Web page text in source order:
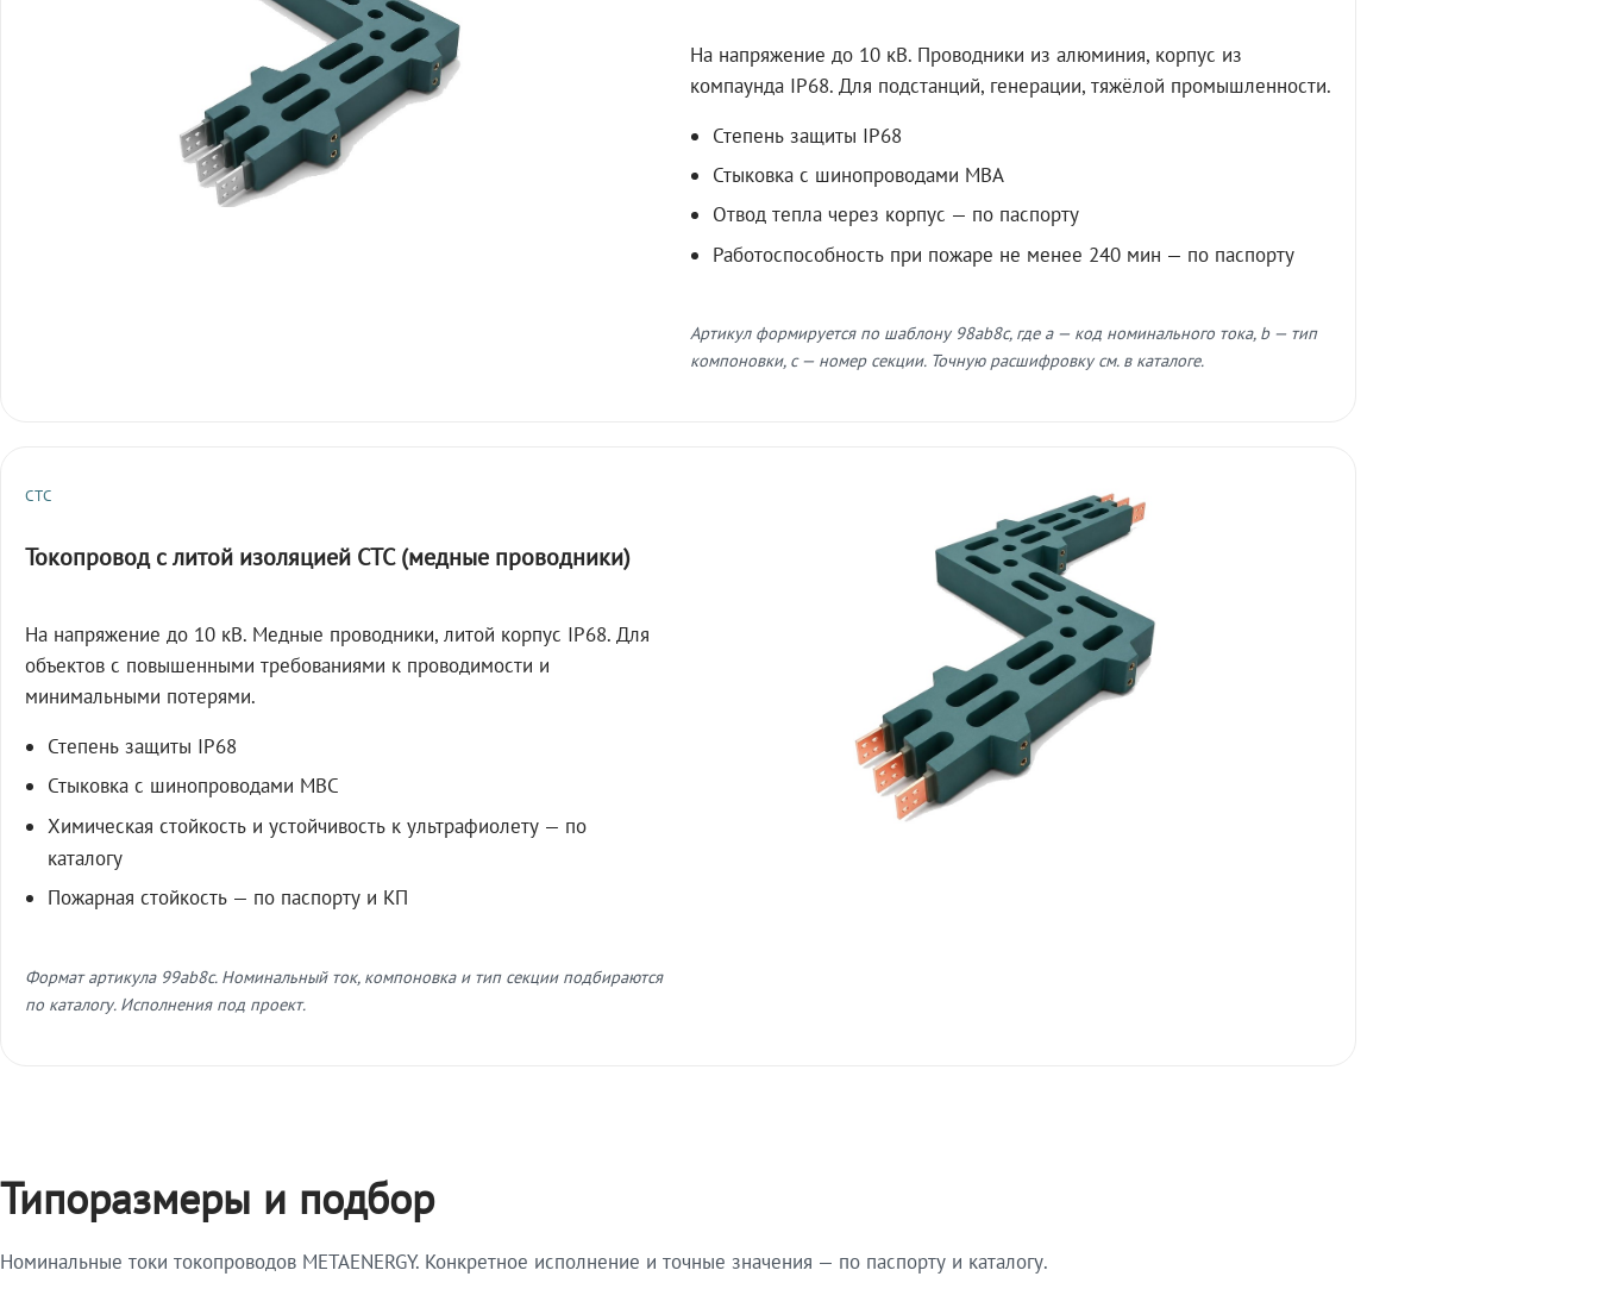
На напряжение до 10 кВ. Проводники из алюминия, корпус из
компаунда IP68. Для подстанций, генерации, тяжёлой промышленности.
Степень защиты IP68
Стыковка с шинопроводами МВА
Отвод тепла через корпус — по паспорту
Работоспособность при пожаре не менее 240 мин — по паспорту
Артикул формируется по шаблону 98ab8c, где a — код номинального тока, b — тип
компоновки, c — номер секции. Точную расшифровку см. в каталоге.
СТС
Токопровод с литой изоляцией СТС (медные проводники)
На напряжение до 10 кВ. Медные проводники, литой корпус IP68. Для
объектов с повышенными требованиями к проводимости и
минимальными потерями.
Степень защиты IP68
Стыковка с шинопроводами МВС
Химическая стойкость и устойчивость к ультрафиолету — по
каталогу
Пожарная стойкость — по паспорту и КП
Формат артикула 99ab8c. Номинальный ток, компоновка и тип секции подбираются
по каталогу. Исполнения под проект.
Типоразмеры и подбор
Номинальные токи токопроводов METAENERGY. Конкретное исполнение и точные значения — по паспорту и каталогу.